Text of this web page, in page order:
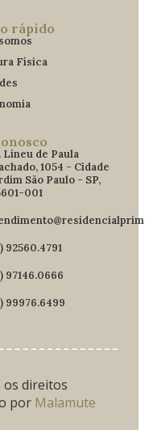
rápido
Física
Lineu de Paula
1054 - Cidade
São Paulo - SP,
001
92560.4791
97146.0666
99976.6499
direitos
por Malamute